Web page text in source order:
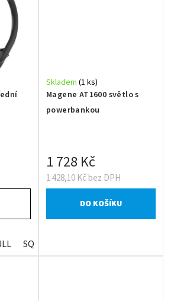
SQUARE
Magene AT1600 světlo s
powerbankou
Skladem (1 ks)
1 428,10 Kč bez DPH
1 728 Kč
DO KOŠÍKU